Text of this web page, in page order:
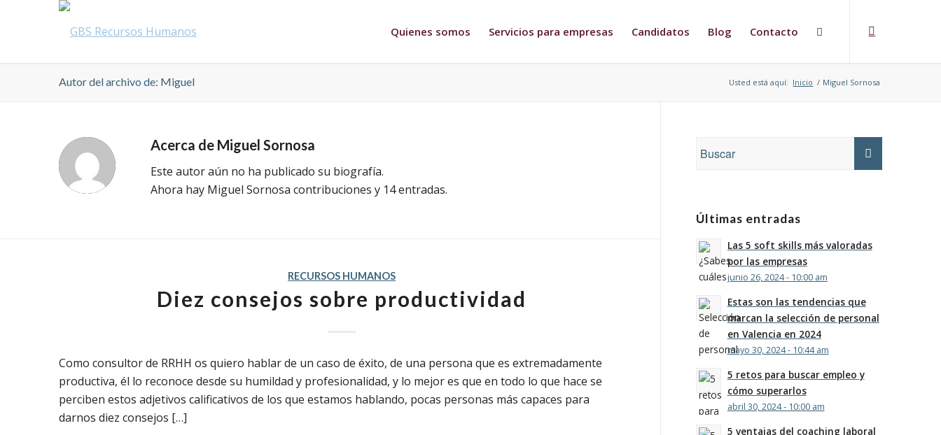
Quienes somos Servicios para empresas Candidatos Blog Contacto
Autor del archivo de: Miguel Usted está aquí: Inicio / Miguel Sornosa
Acerca de Miguel Sornosa
Este autor aún no ha publicado su biografía.
Ahora hay Miguel Sornosa contribuciones y 14 entradas.
RECURSOS HUMANOS
Diez consejos sobre productividad
Como consultor de RRHH os quiero hablar de un caso de éxito, de una persona que es extremadamente
productiva, él lo reconoce desde su humildad y profesionalidad, y lo mejor es que en todo lo que hace se
perciben estos adjetivos calificativos de los que estamos hablando, pocas personas más capaces para
darnos diez consejos […]
Últimas entradas
Las 5 soft skills más valoradas
por las empresas
junio 26, 2024 - 10:00 am
Estas son las tendencias que
marcan la selección de personal
en Valencia en 2024
mayo 30, 2024 - 10:44 am
5 retos para buscar empleo y
cómo superarlos
abril 30, 2024 - 10:00 am
5 ventajas del coaching laboral